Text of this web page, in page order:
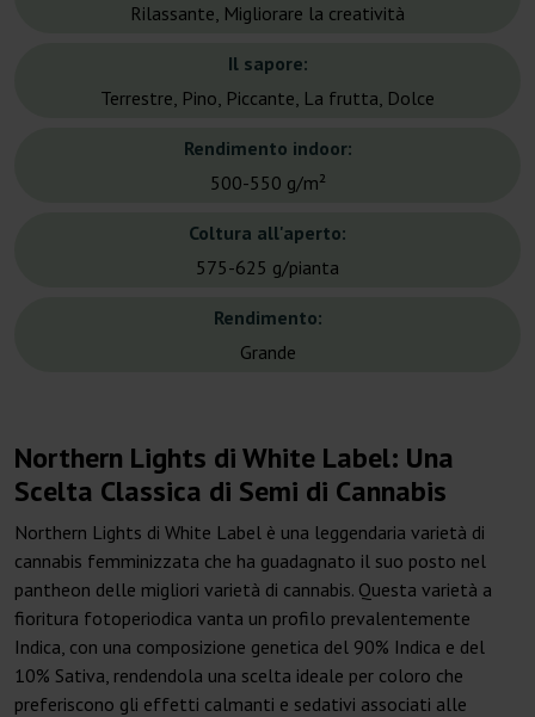
Rilassante, Migliorare la creatività
Il sapore:
Terrestre, Pino, Piccante, La frutta, Dolce
Rendimento indoor:
500-550 g/m²
Coltura all'aperto:
575-625 g/pianta
Rendimento:
Grande
Northern Lights di White Label: Una
Scelta Classica di Semi di Cannabis
Northern Lights di White Label è una leggendaria varietà di
cannabis femminizzata che ha guadagnato il suo posto nel
pantheon delle migliori varietà di cannabis. Questa varietà a
fioritura fotoperiodica vanta un profilo prevalentemente
Indica, con una composizione genetica del 90% Indica e del
10% Sativa, rendendola una scelta ideale per coloro che
preferiscono gli effetti calmanti e sedativi associati alle